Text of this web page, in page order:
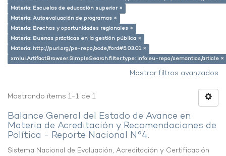
Materia: Escuelas de educación superior ×
Materia: Autoevaluación de programas ×
Materia: Brechas y oportunidades regionales ×
Materia: Buenas prácticas en la gestión pública ×
Materia: http://purl.org/pe-repo/ocde/ford#5.03.01 ×
xmlui.ArtifactBrowser.SimpleSearch.filter.type: info:eu-repo/semantics/article ×
Mostrar filtros avanzados
Mostrando ítems 1-1 de 1
Balance General del Estado de Avance en
Materia de Acreditación y Recomendaciones de
Política - Reporte Nacional N°4.
Sistema Nacional de Evaluación, Acreditación y Certificación